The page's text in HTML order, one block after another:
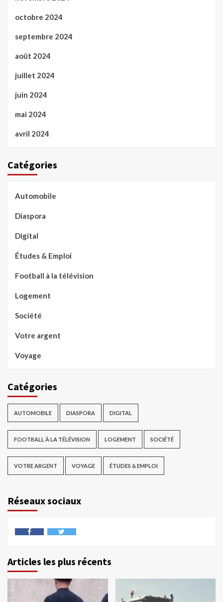
octobre 2024
septembre 2024
août 2024
juillet 2024
juin 2024
mai 2024
avril 2024
Catégories
Automobile
Diaspora
Digital
Études & Emploi
Football à la télévision
Logement
Société
Votre argent
Voyage
Catégories
AUTOMOBILE DIASPORA DIGITAL
FOOTBALL À LA TÉLÉVISION LOGEMENT SOCIÉTÉ
VOTRE ARGENT VOYAGE ÉTUDES & EMPLOI
Réseaux sociaux
Articles les plus récents